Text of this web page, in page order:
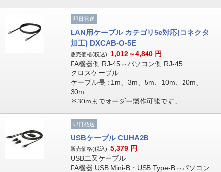
即日発送
LAN用ケーブル カテゴリ5e対応(コネクタ
加工) DXCAB-O-5E
販売価格(税込): 1,012～4,840 円
FA機器側:RJ-45⇔パソコン側:RJ-45
クロスケーブル
ケーブル長 : 1m、3m、5m、10m、20m、
30m
※30mまでオーダー製作可能です。
即日発送
USBケーブル CUHA2B
販売価格(税込): 5,379 円
USB二又ケーブル
FA機器:USB Mini-B・USB Type-B⇔パソコン